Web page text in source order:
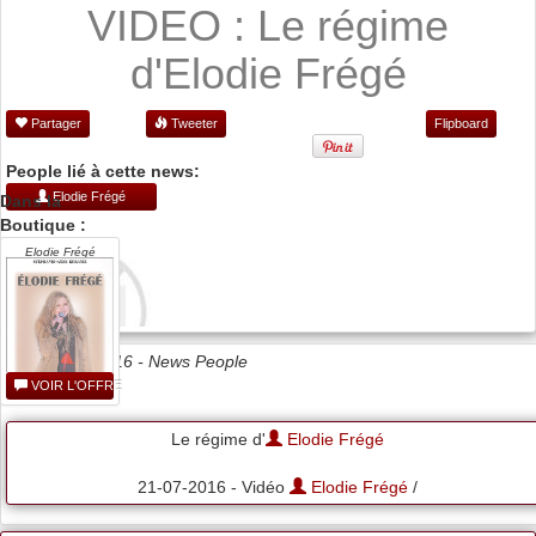
VIDEO : Le régime
d'Elodie Frégé
Partager Tweeter Flipboard
People lié à cette news:
Elodie Frégé
Date 21/07/2016 - News People
Le régime d' Elodie Frégé
21-07-2016 - Vidéo Elodie Frégé/
Dans la
Boutique :
Elodie Frégé
VOIR L'OFFRE